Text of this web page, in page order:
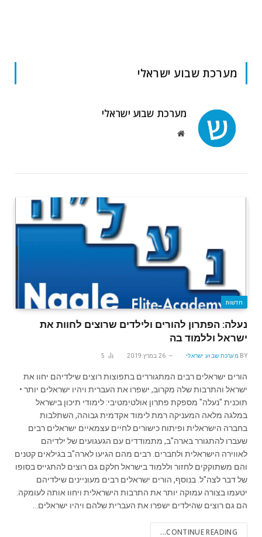
מערכת שבוע ישראלי
מערכת שבוע ישראלי
Website
חדשות
נעלה: הפתרון להורים ולילדים שרוצים לחוות את
ישראל וללמוד בה
BY מערכת שבוע ישראלי 26 במרץ 2019 5
הורים ישראלים רבים המתגוררים בתפוצות רוצים שילדיהם יחוו את
ישראל והתרבות שלה מקרוב, ישפרו את העברית ויהיו ישראלים יותר •
תוכנית "נעלה" מספקת פתרון אולטימטיבי: לימודי תיכון בישראל
במלגה מלאה המעניקה רמת לימוד אקדמית גבוהה, השתלבות
בחברה הישראלית ופיתוח כישורים לחיים עצמאיים ישראלים רבים
שעברו להתגורר בארה"ב, מתמודדים עם הגעגועים של ילדיהם
לאווירה הישראלית ולחברים. רבים מהם הגיעו לארה"ב בגילאים קטנים
והם משתוקקים לחזור וללמוד בישראל חלקם גם רוצים להתגייס בסופו
של דבר לצה"ל. בנוסף, הורים ישראלים רבים מעוניינים שילדיהם
יטעמו בצורה עמוקה יותר את התרבות הישראלית ויחוו אותה לעומקה.
הם גם רוצים שהילדים ישפרו את העברית שלהם ויהיו ישראלים…
CONTINUE READING...